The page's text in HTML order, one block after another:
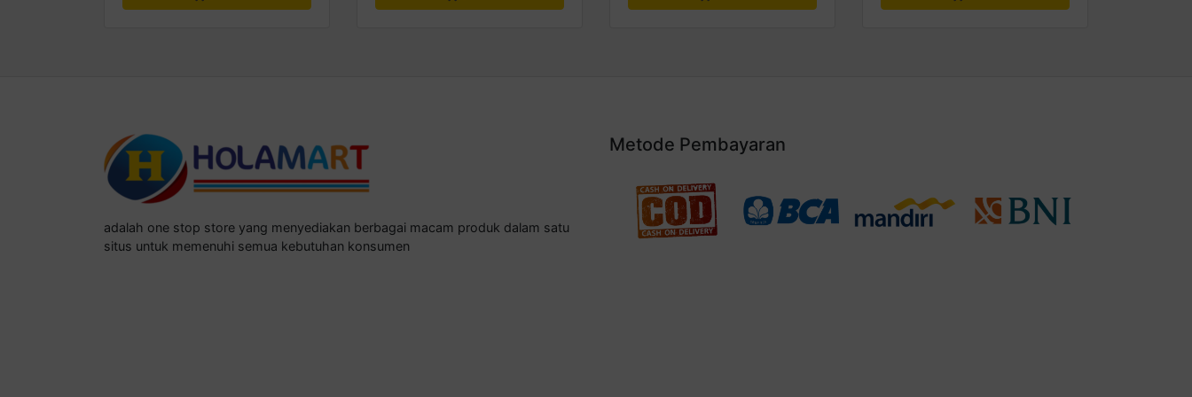
adalah one stop store yang menyediakan berbagai macam produk dalam satu
situs untuk memenuhi semua kebutuhan konsumen
Metode Pembayaran